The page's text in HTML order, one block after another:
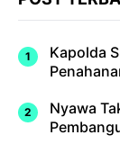
Kapolda
Nyawa